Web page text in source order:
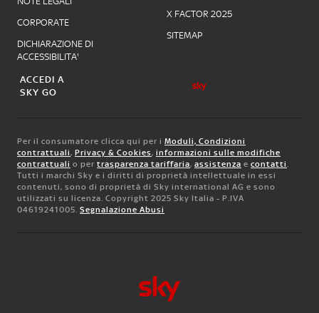
CORPORATE
DICHIARAZIONE DI
ACCESSIBILITA'
X FACTOR 2025
SITEMAP
ACCEDI A
SKY GO
Per il consumatore clicca qui per i Moduli, Condizioni
contrattuali, Privacy & Cookies, informazioni sulle modifiche
contrattuali o per trasparenza tariffaria, assistenza e contatti.
Tutti i marchi Sky e i diritti di proprietà intellettuale in essi
contenuti, sono di proprietà di Sky international AG e sono
utilizzati su licenza. Copyright 2025 Sky Italia - P.IVA
04619241005. Segnalazione Abusi